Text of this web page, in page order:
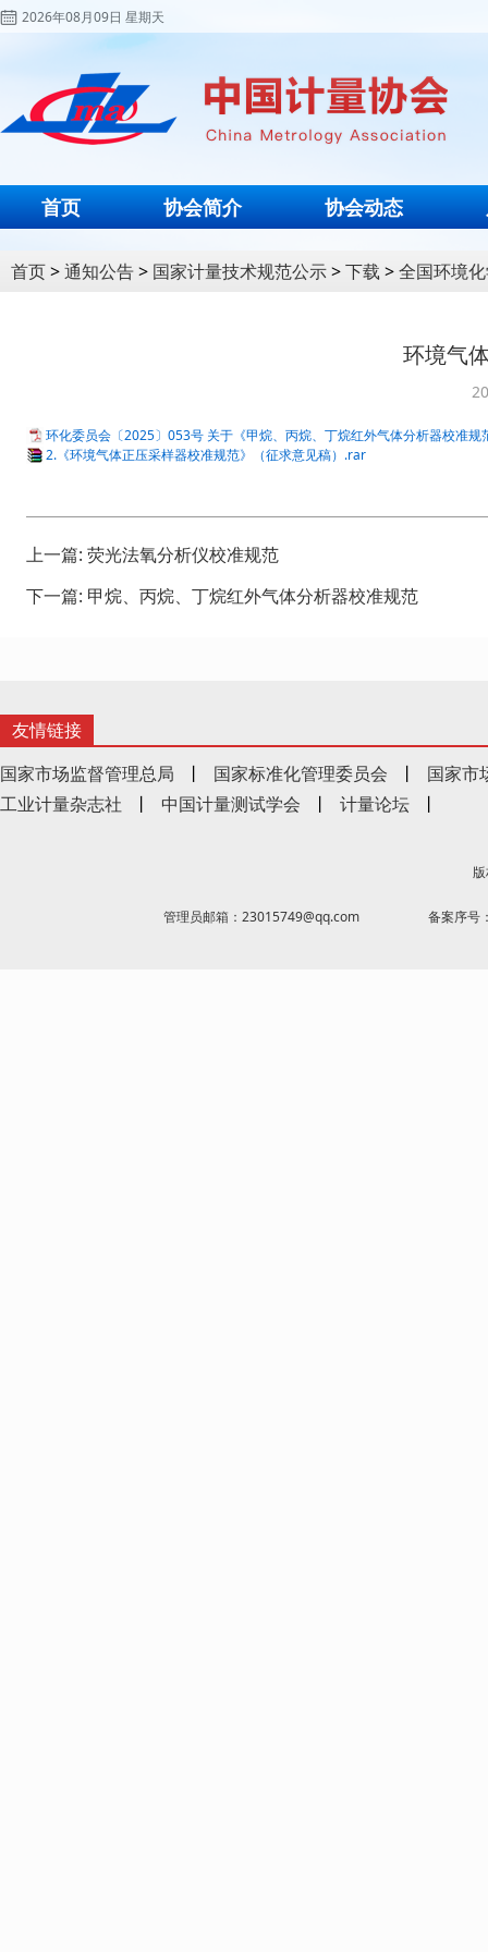
2026年08月09日 星期天
首页 协会简介 协会动态
首页>通知公告> 国家计量技术规范公示>下载 >全国环境
环境气
环化委员会〔2025〕053号 关于《甲烷、丙烷、丁烷红外气体分析器校准
2.《环境气体正压采样器校准规范》（征求意见稿）.rar
上一篇: 荧光法氧分析仪校准规范
下一篇: 甲烷、丙烷、丁烷红外气体分析器校准规范
友情链接
国家市场监督管理总局
丨 国家标准化管理委员会 丨
国家市
工业计量杂志社
丨 中国计量测试学会 丨 计量论坛 丨
管理员邮箱：23015749@qq.com 备案序号